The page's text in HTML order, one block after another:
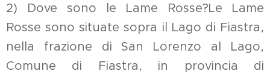
2) Dove sono le Lame Rosse?Le Lame
Rosse sono situate sopra il Lago di Fiastra,
nella frazione di San Lorenzo al Lago,
Comune di Fiastra, in provincia di